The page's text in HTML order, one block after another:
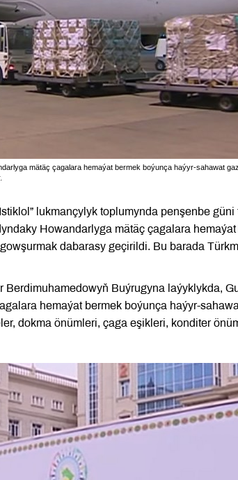
mätäç çagalara hemaýat bermek boýunça haýyr-sahawat
lukmançylyk toplumynda penşenbe
Howandarlyga mätäç çagalara
dabarasy geçirildi. Bu barada
Berdimuhamedowyň Buýrugyna laýyklykda,
hemaýat bermek boýunça haýyr-
dokma önümleri, çaga eşikleri, konditer